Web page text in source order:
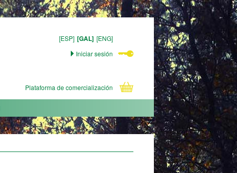
[ESP] [GAL] [ENG]
Iniciar sesión
Plataforma de comercialización